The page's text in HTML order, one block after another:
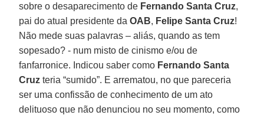
sobre o desaparecimento de Fernando Santa Cruz,
pai do atual presidente daOAB, Felipe Santa Cruz!
Não mede suas palavras – aliás, quando as tem
sopesado? - num misto de cinismo e/ou de
fanfarronice. Indicou saber como Fernando Santa
Cruz teria “sumido”. E arrematou, no que pareceria
ser uma confissão de conhecimento de um ato
delituoso que não denunciou no seu momento, como